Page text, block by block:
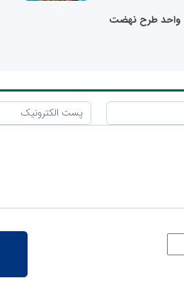
افتتاح یک هزار و ۱۹۳ واحد طرح نهضت